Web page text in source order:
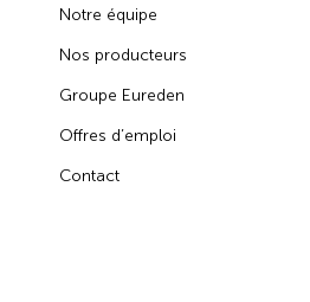
Notre équipe
Nos producteurs
Groupe Eureden
Offres d’emploi
Contact